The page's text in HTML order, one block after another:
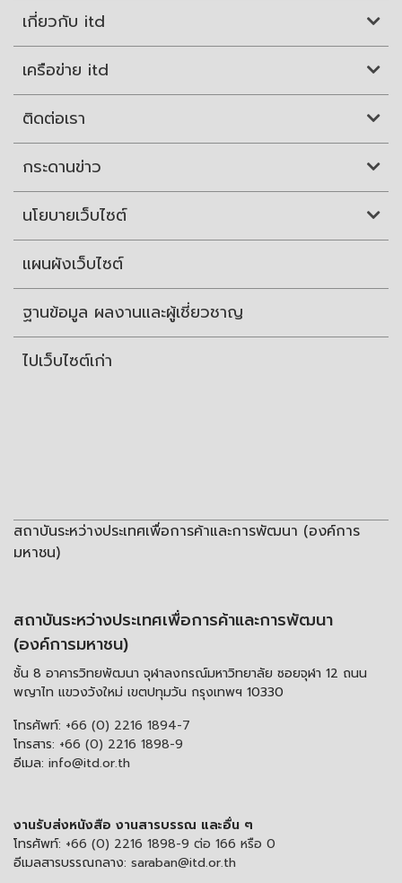
เกี่ยวกับ itd
เครือข่าย itd
ติดต่อเรา
กระดานข่าว
นโยบายเว็บไซต์
แผนผังเว็บไซต์
ฐานข้อมูล ผลงานและผู้เชี่ยวชาญ
ไปเว็บไซต์เก่า
สถาบันระหว่างประเทศเพื่อการค้าและการพัฒนา (องค์การ
มหาชน)
สถาบันระหว่างประเทศเพื่อการค้าและการพัฒนา
(องค์การมหาชน)
ชั้น 8 อาคารวิทยพัฒนา จุฬาลงกรณ์มหาวิทยาลัย ซอยจุฬา 12 ถนน
พญาไท แขวงวังใหม่ เขตปทุมวัน กรุงเทพฯ 10330
โทรศัพท์: +66 (0) 2216 1894-7
โทรสาร: +66 (0) 2216 1898-9
อีเมล: info@itd.or.th
งานรับส่งหนังสือ งานสารบรรณ และอื่น ๆ
โทรศัพท์: +66 (0) 2216 1898-9 ต่อ 166 หรือ 0
อีเมลสารบรรณกลาง: saraban@itd.or.th